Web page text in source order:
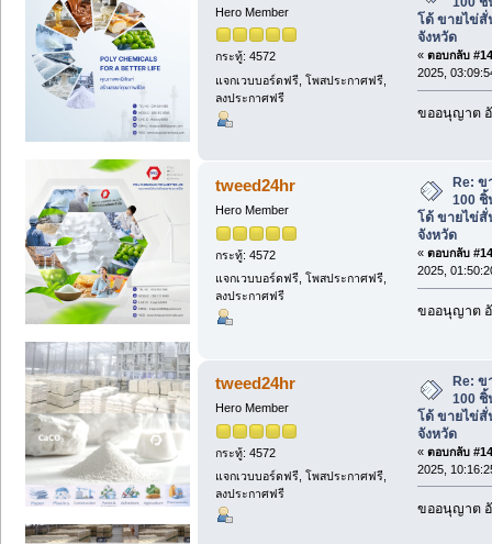
Hero Member
กระทู้: 4572
แจกเวบบอร์ดฟรี, โพสประกาศฟรี,
ลงประกาศฟรี
โด้ ขายไข่สั่
จังหวัด
« ตอบกลับ
2025,
ขออนุญาต
tweed24hr
Hero Member
กระทู้: 4572
แจกเวบบอร์ดฟรี, โพสประกาศฟรี,
ลงประกาศฟรี
Re: ข
100 ชิ้
โด้ ขายไข่สั่
จังหวัด
« ตอบกลับ
2025,
ขออนุญาต
tweed24hr
Hero Member
กระทู้: 4572
แจกเวบบอร์ดฟรี, โพสประกาศฟรี,
ลงประกาศฟรี
Re: ข
100 ชิ้
โด้ ขายไข่สั่
จังหวัด
« ตอบกลับ
2025,
ขออนุญาต